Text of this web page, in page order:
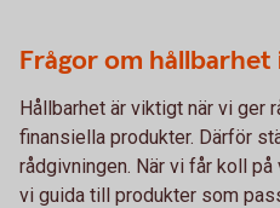
Frågor om
Hållbarhet är viktigt när vi ger
finansiella produkter. Därför
rådgivningen. När vi får koll
vi guida till produkter som